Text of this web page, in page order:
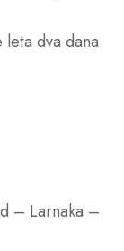
dva dana
– Larnaka –